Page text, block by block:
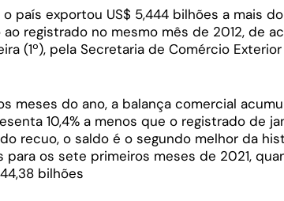
o país exportou US$ 5,444 bilhões a mais
ao registrado no mesmo mês de 2012, de
(1º), pela Secretaria de Comércio
meses do ano, a balança comercial
10,4% a menos que o registrado de
recuo, o saldo é o segundo melhor da
para os sete primeiros meses de 2021,
bilhões